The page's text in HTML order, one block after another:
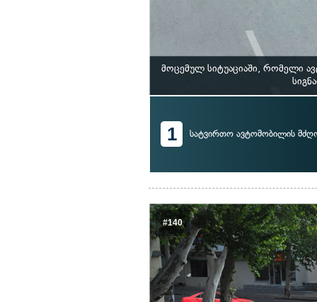
მოცემულ სიტუაციაში, რომელი
1 სატვირთო ავტომობილის
#140